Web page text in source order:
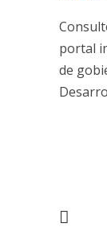
portal
de